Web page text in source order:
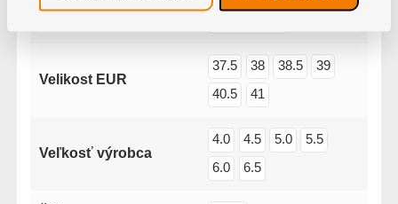
Velikost EUR
37.5 38 38.5
39
40.5
41
Veľkosť výrobca
4.0 4.5 5.0
5.5
6.0
6.5